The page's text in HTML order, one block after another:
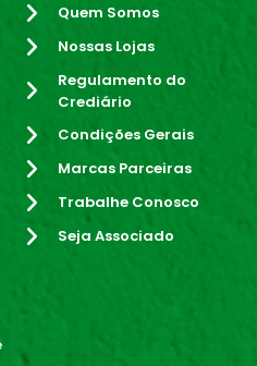
Quem Somos
Nossas Lojas
Regulamento do
Crediário
Condições Gerais
Marcas Parceiras
Trabalhe Conosco
Seja Associado